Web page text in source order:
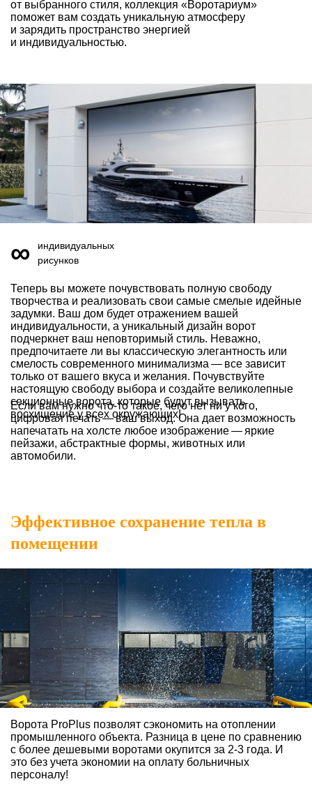
Если вам нужно что-то такое, чего нет ни у кого,
цифровая печать — ваш выход. Она дает возможность
напечатать на холсте любое изображение — яркие
пейзажи, абстрактные формы, животных или
автомобили.
от выбранного стиля, коллекция «Воротариум»
поможет вам создать уникальную атмосферу
и зарядить пространство энергией
и индивидуальностью.
∞
индивидуальных
рисунков
Теперь вы можете почувствовать полную свободу
творчества и реализовать свои самые смелые идейные
задумки. Ваш дом будет отражением вашей
индивидуальности, а уникальный дизайн ворот
подчеркнет ваш неповторимый стиль. Неважно,
предпочитаете ли вы классическую элегантность или
смелость современного минимализма — все зависит
только от вашего вкуса и желания. Почувствуйте
настоящую свободу выбора и создайте великолепные
секционные ворота, которые будут вызывать
восхищение у всех окружающих!
Эффективное сохранение тепла в
помещении
Ворота ProPlus позволят сэкономить на отоплении
промышленного объекта. Разница в цене по сравнению
с более дешевыми воротами окупится за 2-3 года. И
это без учета экономии на оплату больничных
персоналу!